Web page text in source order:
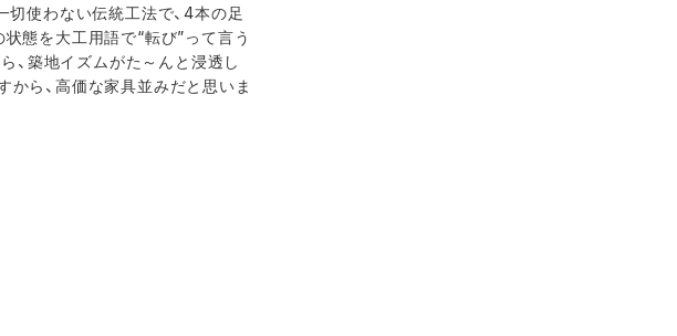
切使わない伝統工法で、4本の足
態を大工用語で“転び”って言う
、築地イズムがた～んと浸透し
ら、高価な家具並みだと思いま